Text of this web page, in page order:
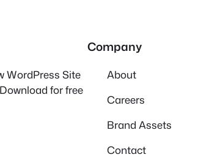
WordPress Site
for free
Company
About
Careers
Brand Assets
Contact